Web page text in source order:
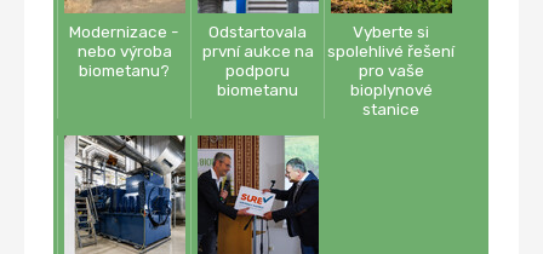
Modernizace -
nebo výroba
biometanu?
Odstartovala
první aukce na
podporu
biometanu
Vyberte si
spolehlivé řešení
pro vaše
bioplynové
stanice